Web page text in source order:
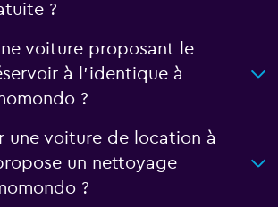
?
voiture proposant le
à l’identique à
?
une voiture de location à
un nettoyage
?